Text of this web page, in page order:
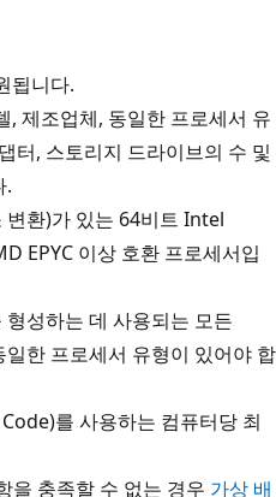
됩니다.
, 제조업체, 동일한 프로세서 유
터, 스토리지 드라이브의 수 및
.
변환)가 있는 64비트 Intel
EPYC 이상 호환 프로세서입
성하는 데 사용되는 모든
한 프로세서 유형이 있어야 합
를 사용하는 컴퓨터당 최
을 충족할 수 없는 경우 가상 배